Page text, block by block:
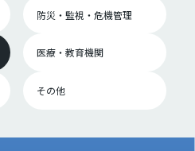
防災・監視・危機管理
医療・教育機関
その他